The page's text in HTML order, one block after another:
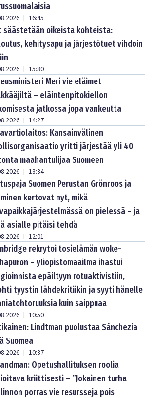
| 16:45
säästetään oikeista kohteista:
kehitysapu ja järjestötuet vihdoin
| 15:30
Meri vie eläimet
– eläintenpitokiellon
jatkossa jopa vankeutta
| 14:27
Kansainvälinen
yritti järjestää yli 40
maahantulijaa Suomeen
| 13:34
Suomen Perustan Grönroos ja
kertovat nyt, mikä
on pielessä – ja
asialle pitäisi tehdä
| 12:01
rekrytoi tosielämän woke-
– yliopistomaailma ihastui
epäiltyyn rotuaktivistiin,
tyystin lähdekritiikin ja syyti hänelle
kuin saippuaa
| 10:50
Lindtman puolustaa Sánchezia
Suomea
| 10:37
Opetushallituksen roolia
kriittisesti – ”Jokainen turha
porras vie resursseja pois